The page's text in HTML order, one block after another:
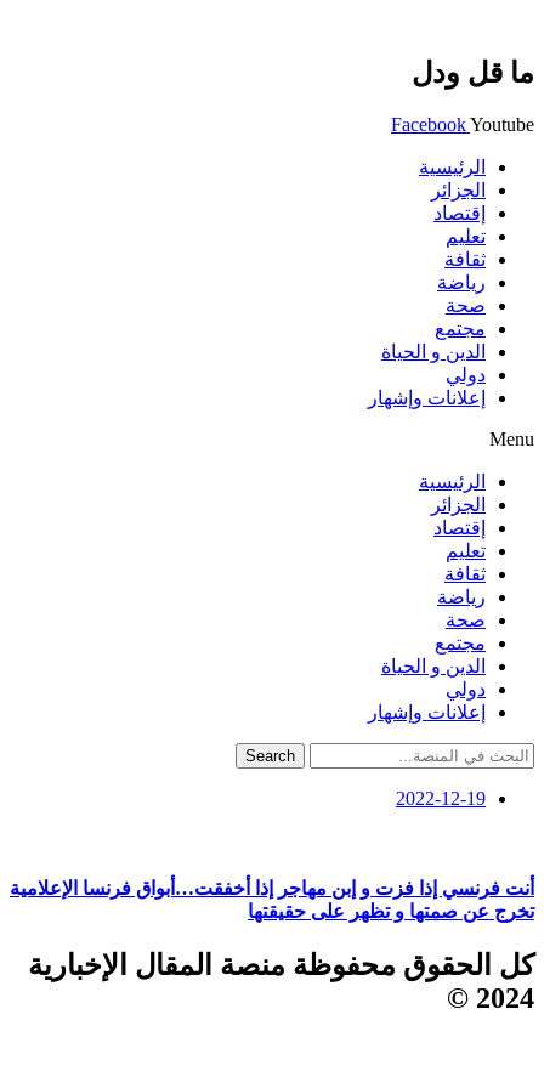
ما قل ودل
FacebookYoutube
الرئيسية
الجزائر
إقتصاد
تعليم
ثقافة
رياضة
صحة
مجتمع
الدين و الحياة
دولي
إعلانات وإشهار
Menu
الرئيسية
الجزائر
إقتصاد
تعليم
ثقافة
رياضة
صحة
مجتمع
الدين و الحياة
دولي
إعلانات وإشهار
Search
2022-12-19
أنت فرنسي إذا فزت و إبن مهاجر إذا أخفقت…أبواق فرنسا الإعلامية
تخرج عن صمتها و تظهر على حقيقتها
كل الحقوق محفوظة منصة المقال الإخبارية
2024 ©